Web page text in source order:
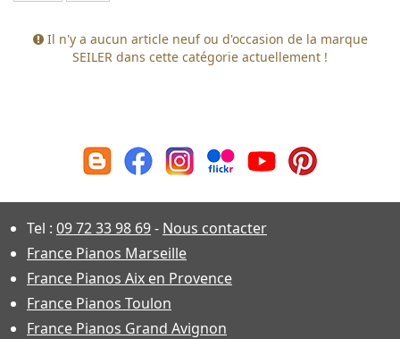
Il n'y a aucun article neuf ou d'occasion de la marque
SEILER dans cette catégorie actuellement !
Tel : 09 72 33 98 69- Nous contacter
France Pianos Marseille
France Pianos Aix en Provence
France Pianos Toulon
France Pianos Grand Avignon